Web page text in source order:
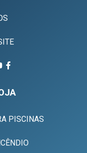
PISCINAS